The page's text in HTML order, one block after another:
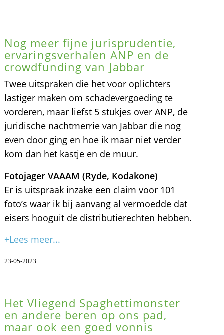
Nog meer fijne jurisprudentie,
ervaringsverhalen ANP en de
crowdfunding van Jabbar
Twee uitspraken die het voor oplichters
lastiger maken om schadevergoeding te
vorderen, maar liefst 5 stukjes over ANP, de
juridische nachtmerrie van Jabbar die nog
even door ging en hoe ik maar niet verder
kom dan het kastje en de muur.
Fotojager VAAAM (Ryde, Kodakone)
Er is uitspraak inzake een claim voor 101
foto’s waar ik bij aanvang al vermoedde dat
eisers hooguit de distributierechten hebben.
+Lees meer...
23-05-2023
Het Vliegend Spaghettimonster
en andere beren op ons pad,
maar ook een goed vonnis